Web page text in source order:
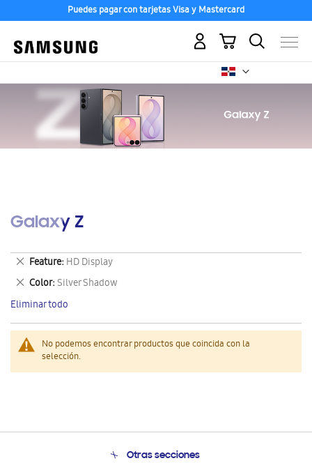
Puedes pagar con tarjetas Visa y Mastercard
Mi carrito
Galaxy Z
No podemos encontrar productos que coincida con la
selección.
Feature HD Display
Eliminar
este
artículo
Color Silver Shadow
Eliminar
este
artículo
Eliminar todo
Otras secciones